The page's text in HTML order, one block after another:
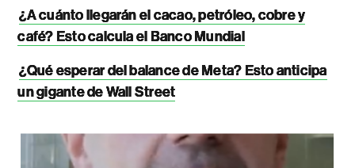
¿A cuánto llegarán el cacao, petróleo, cobre y
café? Esto calcula el Banco Mundial
¿Qué esperar del balance de Meta? Esto anticipa
un gigante de Wall Street